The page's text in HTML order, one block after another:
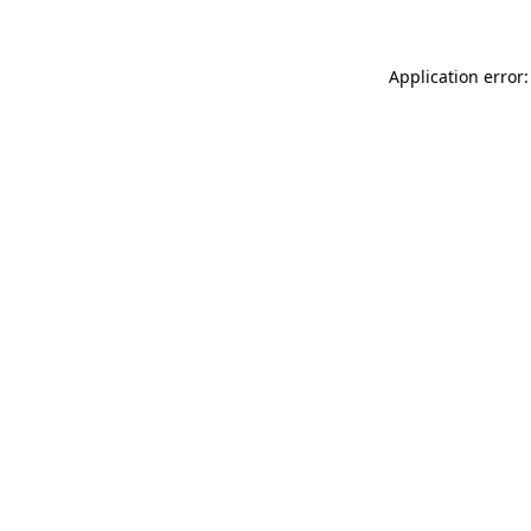
Application